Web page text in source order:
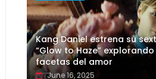
Kang Daniel estrena su
“Glow to Haze”
facetas del amor
June 16, 2025